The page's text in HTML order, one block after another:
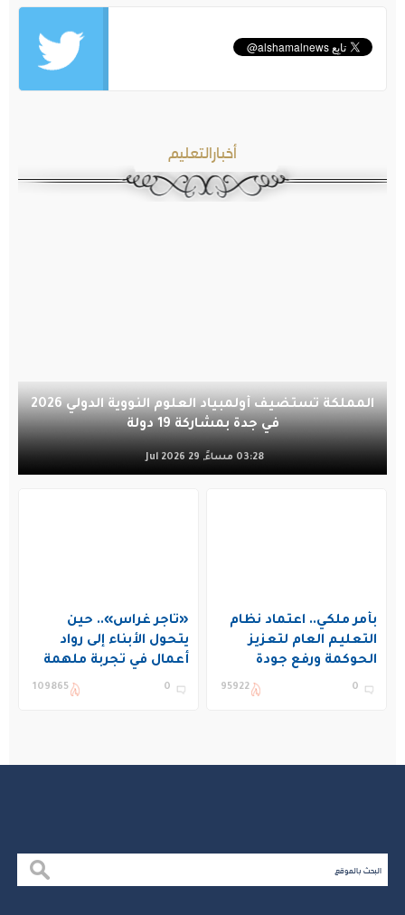
أخبارالتعليم
المملكة تستضيف أولمبياد العلوم النووية الدولي 2026
في جدة بمشاركة 19 دولة
03:28 مساءً, 29 Jul 2026
بأمر ملكي.. اعتماد نظام
التعليم العام لتعزيز
الحوكمة ورفع جودة
التعليم في المملكة
0
95922
«تاجر غراس».. حين
يتحول الأبناء إلى رواد
أعمال في تجربة ملهمة
بنادي غراس الصيفي
0
109865